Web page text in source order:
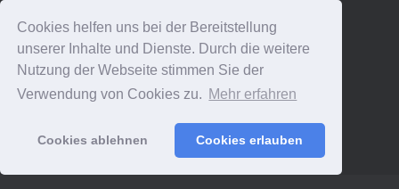
Cookies helfen uns bei der Bereitstellung
unserer Inhalte und Dienste. Durch die weitere
Nutzung der Webseite stimmen Sie der
Verwendung von Cookies zu. Mehr erfahren
Cookies ablehnen Cookies erlauben